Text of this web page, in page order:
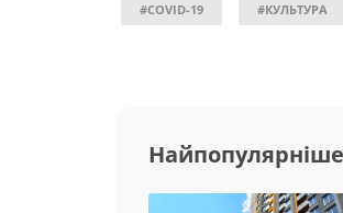
#COVID-19 #КУЛЬТУРА